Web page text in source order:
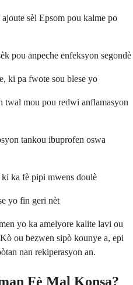
sèl Epsom pou kalme po
pou anpeche enfeksyon segondè
ki pa fwote sou blese yo
twal mou pou redwi anflamasyon
tankou ibuprofen oswa
ka fè pipi mwens doulè
yo fin geri nèt
yo ka amelyore kalite lavi ou
ou bezwen sipò kounye a, epi
nan rekiperasyon an.
Fè Mal Konsa?